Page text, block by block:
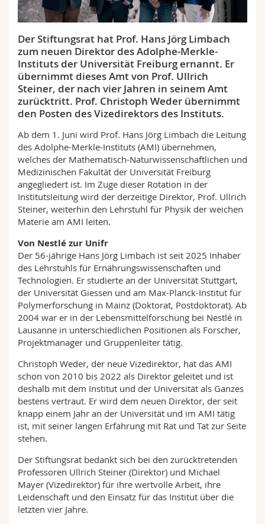
Math.-Nat. und Med. Fak.
Interfakultär
Mitarbeitende
Doktorierende
Webmail
Vorlesungsverzeichnis
MyUnifr
Der Stiftungsrat hat Prof. Hans Jörg Limbach
zum neuen Direktor des Adolphe-Merkle-
Instituts der Universität Freiburg ernannt. Er
übernimmt dieses Amt von Prof. Ullrich
Steiner, der nach vier Jahren in seinem Amt
zurücktritt. Prof. Christoph Weder übernimmt
den Posten des Vizedirektors des Instituts.
Ab dem 1. Juni wird Prof. Hans Jörg Limbach die Leitung
des Adolphe-Merkle-Instituts (AMI) übernehmen,
welches der Mathematisch-Naturwissenschaftlichen und
Medizinischen Fakultät der Universität Freiburg
angegliedert ist. Im Zuge dieser Rotation in der
Institutsleitung wird der derzeitige Direktor, Prof. Ullrich
Steiner, weiterhin den Lehrstuhl für Physik der weichen
Materie am AMI leiten.
Von Nestlé zur Unifr
Der 56-jährige Hans Jörg Limbach ist seit 2025 Inhaber
des Lehrstuhls für Ernährungswissenschaften und
Technologien. Er studierte an der Universität Stuttgart,
der Universität Giessen und am Max-Planck-Institut für
Polymerforschung in Mainz (Doktorat, Postdoktorat). Ab
2004 war er in der Lebensmittelforschung bei Nestlé in
Lausanne in unterschiedlichen Positionen als Forscher,
Projektmanager und Gruppenleiter tätig.
Christoph Weder, der neue Vizedirektor, hat das AMI
schon von 2010 bis 2022 als Direktor geleitet und ist
deshalb mit dem Institut und der Universität als Ganzes
bestens vertraut. Er wird dem neuen Direktor, der seit
knapp einem Jahr an der Universität und im AMI tätig
ist, mit seiner langen Erfahrung mit Rat und Tat zur Seite
stehen.
Der Stiftungsrat bedankt sich bei den zurücktretenden
Professoren Ullrich Steiner (Direktor) und Michael
Mayer (Vizedirektor) für ihre wertvolle Arbeit, ihre
Leidenschaft und den Einsatz für das Institut über die
letzten vier Jahre.